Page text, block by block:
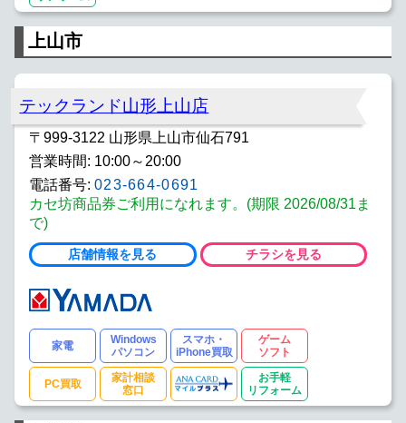
上山市
テックランド山形上山店
〒999-3122 山形県上山市仙石791
営業時間: 10:00～20:00
電話番号: 023-664-0691
カセ坊商品券ご利用になれます。(期限 2026/08/31ま
で)
店舗情報を見る チラシを見る
家電
Windows
パソコン
スマホ・
iPhone買取
ゲーム
ソフト
PC買取
家計相談
窓口
お手軽
リフォーム